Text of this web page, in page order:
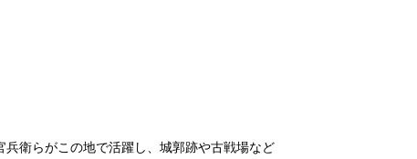
衛らがこの地で活躍し、城郭跡や古戦場など